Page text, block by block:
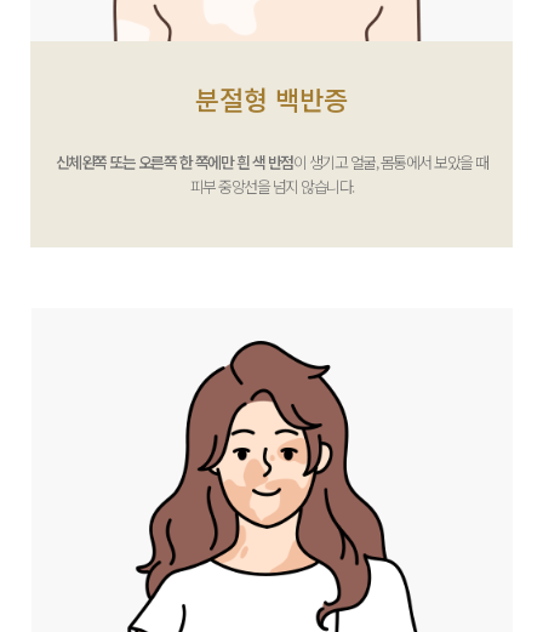
분절형 백반증
신체왼쪽 또는 오른쪽 한 쪽에만 흰 색 반점이 생기고 얼굴, 몸통에서 보았을 때
피부 중앙선을 넘지 않습니다.